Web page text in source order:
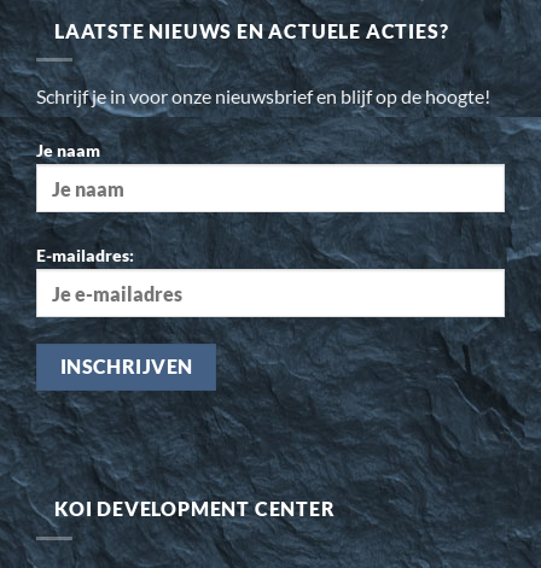
LAATSTE NIEUWS EN ACTUELE ACTIES?
Schrijf je in voor onze nieuwsbrief en blijf op de hoogte!
Je naam
E-mailadres:
KOI DEVELOPMENT CENTER